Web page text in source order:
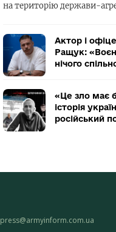
на територію держави-
Актор і
Ращук:
нічого
«Це зло має
історія
російський
press@armyinform.com.ua